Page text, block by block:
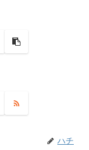
ハチ